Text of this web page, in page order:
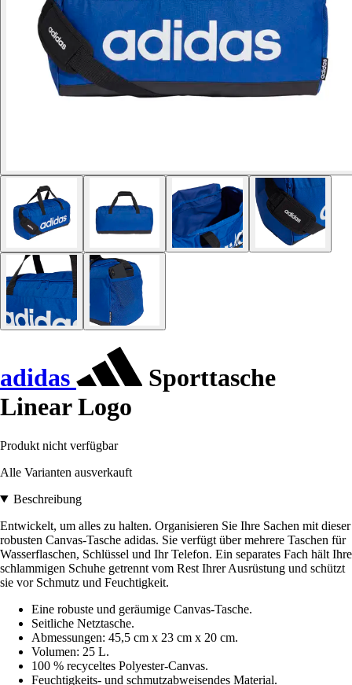
adidas
Sporttasche
Linear Logo
Produkt nicht verfügbar
Alle Varianten ausverkauft
Beschreibung
Entwickelt, um alles zu halten. Organisieren Sie Ihre Sachen mit dieser
robusten Canvas-Tasche adidas. Sie verfügt über mehrere Taschen für
Wasserflaschen, Schlüssel und Ihr Telefon. Ein separates Fach hält Ihre
schlammigen Schuhe getrennt vom Rest Ihrer Ausrüstung und schützt
sie vor Schmutz und Feuchtigkeit.
Eine robuste und geräumige Canvas-Tasche.
Seitliche Netztasche.
Abmessungen: 45,5 cm x 23 cm x 20 cm.
Volumen: 25 L.
100 % recyceltes Polyester-Canvas.
Feuchtigkeits- und schmutzabweisendes Material.